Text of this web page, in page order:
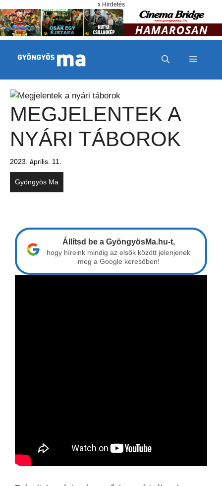
x Hirdetés
MENÜ
MEGJELENTEK A
NYÁRI TÁBOROK
2023. április. 11.
Gyöngyös Ma
Állítsd be a GyöngyösMa.hu-t,
hogy híreink mindig az elsők között jelenjenek
meg a Google keresőben!